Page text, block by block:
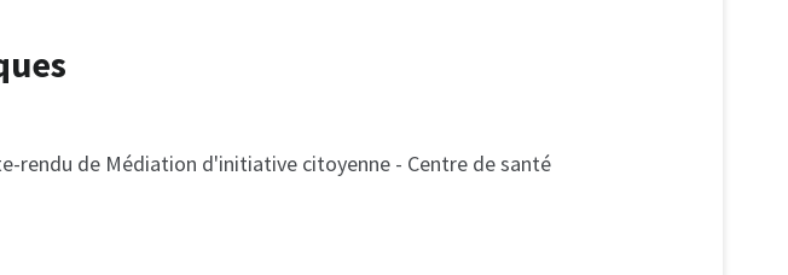
rendu de Médiation d'initiative citoyenne - Centre de santé